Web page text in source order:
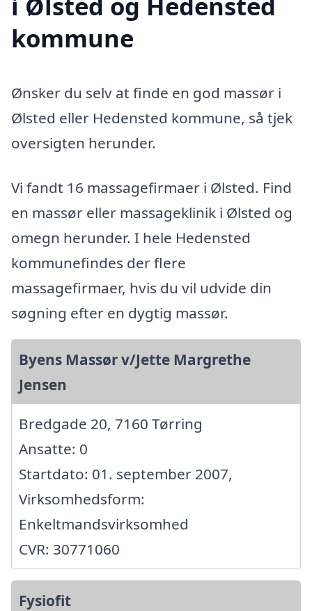
kommune
Ønsker du selv at finde en god massør i
Ølsted eller Hedensted kommune, så tjek
oversigten herunder.
Vi fandt 16 massagefirmaer i Ølsted. Find
en massør eller massageklinik i Ølsted og
omegn herunder. I hele Hedensted
kommunefindes der flere
massagefirmaer, hvis du vil udvide din
søgning efter en dygtig massør.
Byens Massør v/Jette Margrethe
Jensen
Bredgade 20, 7160 Tørring
Ansatte: 0
Startdato: 01. september 2007,
Virksomhedsform:
Enkeltmandsvirksomhed
CVR: 30771060
Fysiofit